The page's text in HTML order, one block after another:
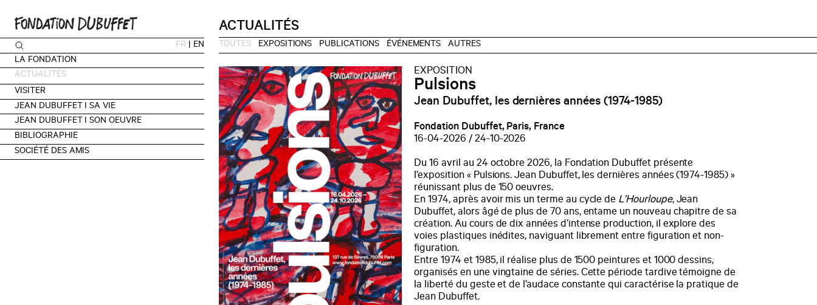
FR | EN
LA FONDATION
ACTUALITÉS
VISITER
JEAN DUBUFFET I SA VIE
JEAN DUBUFFET I SON OEUVRE
BIBLIOGRAPHIE
SOCIÉTÉ DES AMIS
ACTUALITÉS
TOUTES EXPOSITIONS PUBLICATIONS ÉVÉNEMENTS AUTRES
EXPOSITION
Pulsions
Jean Dubuffet, les dernières années (1974-1985)
Fondation Dubuffet, Paris, France
16-04-2026 / 24-10-2026
Du 16 avril au 24 octobre 2026, la Fondation Dubuffet présente
l’exposition « Pulsions. Jean Dubuffet, les dernières années (1974-1985) »
réunissant plus de 150 oeuvres.
En 1974, après avoir mis un terme au cycle de L’Hourloupe, Jean
Dubuffet, alors âgé de plus de 70 ans, entame un nouveau chapitre de sa
création. Au cours de dix années d’intense production, il explore des
voies plastiques inédites, naviguant librement entre figuration et non-
figuration.
Entre 1974 et 1985, il réalise plus de 1500 peintures et 1000 dessins,
organisés en une vingtaine de séries. Cette période tardive témoigne de
la liberté du geste et de l’audace constante qui caractérise la pratique de
Jean Dubuffet.